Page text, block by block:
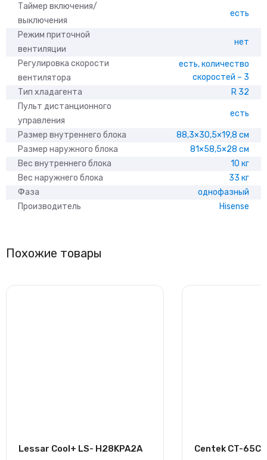
Таймер включения/
выключения
есть
Режим приточной
вентиляции
нет
Регулировка скорости
вентилятора
есть, количество
скоростей – 3
Тип хладагента
R 32
Пульт дистанционного
управления
есть
Размер внутреннего блока
88,3×30,5×19,8 см
Размер наружного блока
81×58,5×28 см
Вес внутреннего блока
10 кг
Вес наружнего блока
33 кг
Фаза
однофазный
Производитель
Hisense
Похожие товары
Lessar Cool+ LS- H28KPA2A Centek CT-